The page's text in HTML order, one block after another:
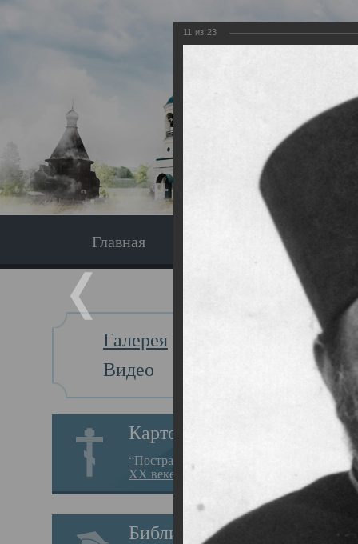
Главная Экскурсия
Галерея
Видео
Картотека
“Пострадавшие за веру в
XX веке на Севере”
Библиотека
Главная
11 из 23